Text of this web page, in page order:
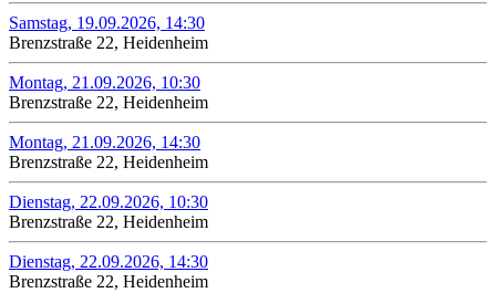
Samstag, 19.09.2026, 14:30
Brenzstraße 22, Heidenheim
Montag, 21.09.2026, 10:30
Brenzstraße 22, Heidenheim
Montag, 21.09.2026, 14:30
Brenzstraße 22, Heidenheim
Dienstag, 22.09.2026, 10:30
Brenzstraße 22, Heidenheim
Dienstag, 22.09.2026, 14:30
Brenzstraße 22, Heidenheim